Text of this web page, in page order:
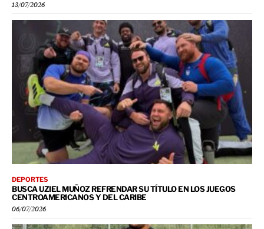
13/07/2026
DEPORTES
BUSCA UZIEL MUÑOZ REFRENDAR SU TÍTULO EN LOS JUEGOS
CENTROAMERICANOS Y DEL CARIBE
06/07/2026